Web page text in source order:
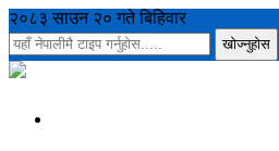
२०८३ साउन २० गते बिहिवार